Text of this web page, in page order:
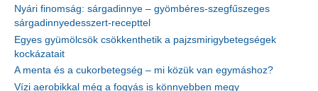
Nyári finomság: sárgadinnye – gyömbéres-szegfűszeges
sárgadinnyedesszert-recepttel
Egyes gyümölcsök csökkenthetik a pajzsmirigybetegségek
kockázatait
A menta és a cukorbetegség – mi közük van egymáshoz?
Vízi aerobikkal még a fogyás is könnyebben megy